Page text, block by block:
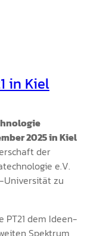
in Kiel
2025 in Kiel
der
e.V.
Universität zu
dem Ideen-
Spektrum